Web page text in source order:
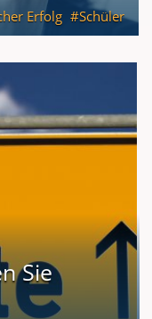
Erfolg Schüler
Sie